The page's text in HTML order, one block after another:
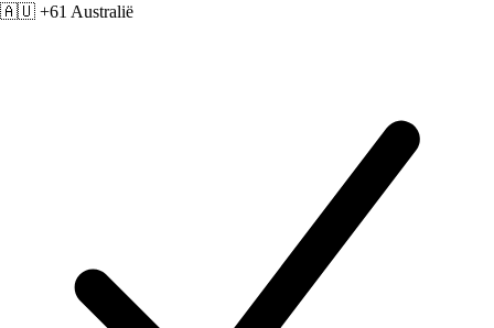
🇦🇺 +61 Australië